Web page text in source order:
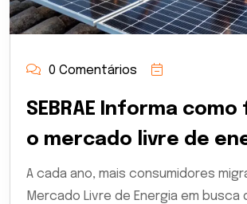
0 Comentários
SEBRAE Informa
o mercado livre de
A cada ano, mais consumidores
Mercado Livre de Energia em busca